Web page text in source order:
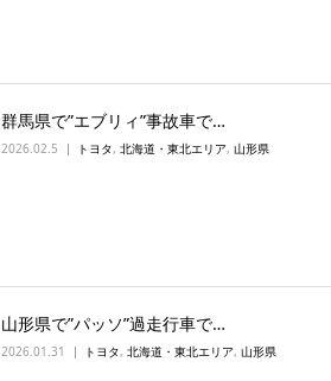
群馬県で”エブリィ”事故車で…
2026.02.5 トヨタ, 北海道・東北エリア, 山形県
山形県で”パッソ”過走行車で…
2026.01.31 トヨタ, 北海道・東北エリア, 山形県